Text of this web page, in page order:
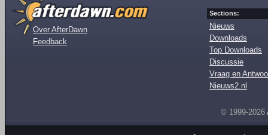
Over AfterDawn
Feedback
Sections:
Nieuws
Downloads
Top Downloads
Discussie
Vraag en
Nieuws2.nl
© 1999-2026